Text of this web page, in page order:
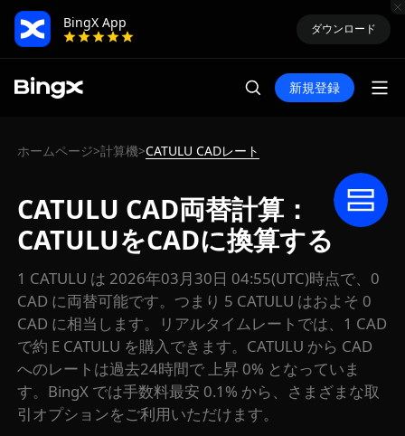
BingX App
ダウンロード
新規登録
ホームページ>計算機>CATULU CADレート
CATULU CAD両替計算：
CATULUをCADに換算する
1 CATULU は 2026年03月30日 04:55(UTC)時点で、0
CAD に両替可能です。つまり 5 CATULU はおよそ 0
CAD に相当します。リアルタイムレートでは、1 CAD
で約 E CATULU を購入できます。CATULU から CAD
へのレートは過去24時間で 上昇 0% となっていま
す。BingX では手数料最安 0.1% から、さまざまな取
引オプションをご利用いただけます。